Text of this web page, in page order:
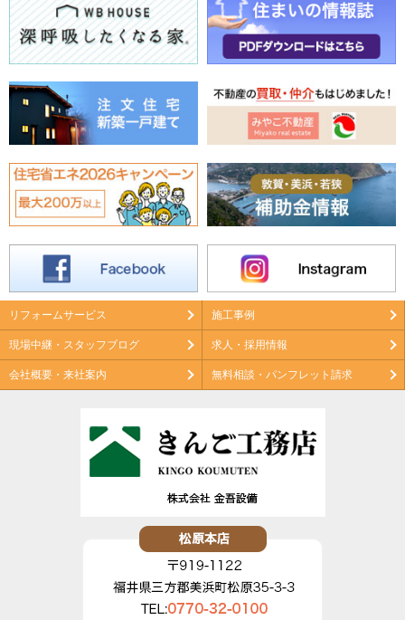
リフォームサービス 施工事例
現場中継・スタッフブログ 求人・採用情報
会社概要・来社案内 無料相談・パンフレット請求